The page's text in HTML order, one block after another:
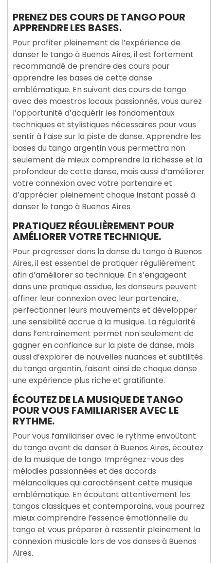
PRENEZ DES COURS DE TANGO POUR
APPRENDRE LES BASES.
Pour profiter pleinement de l’expérience de
danser le tango à Buenos Aires, il est fortement
recommandé de prendre des cours pour
apprendre les bases de cette danse
emblématique. En suivant des cours de tango
avec des maestros locaux passionnés, vous aurez
l’opportunité d’acquérir les fondamentaux
techniques et stylistiques nécessaires pour vous
sentir à l’aise sur la piste de danse. Apprendre les
bases du tango argentin vous permettra non
seulement de mieux comprendre la richesse et la
profondeur de cette danse, mais aussi d’améliorer
votre connexion avec votre partenaire et
d’apprécier pleinement chaque instant passé à
danser le tango à Buenos Aires.
PRATIQUEZ RÉGULIÈREMENT POUR
AMÉLIORER VOTRE TECHNIQUE.
Pour progresser dans la danse du tango à Buenos
Aires, il est essentiel de pratiquer régulièrement
afin d’améliorer sa technique. En s’engageant
dans une pratique assidue, les danseurs peuvent
affiner leur connexion avec leur partenaire,
perfectionner leurs mouvements et développer
une sensibilité accrue à la musique. La régularité
dans l’entraînement permet non seulement de
gagner en confiance sur la piste de danse, mais
aussi d’explorer de nouvelles nuances et subtilités
du tango argentin, faisant ainsi de chaque danse
une expérience plus riche et gratifiante.
ÉCOUTEZ DE LA MUSIQUE DE TANGO
POUR VOUS FAMILIARISER AVEC LE
RYTHME.
Pour vous familiariser avec le rythme envoûtant
du tango avant de danser à Buenos Aires, écoutez
de la musique de tango. Imprégnez-vous des
mélodies passionnées et des accords
mélancoliques qui caractérisent cette musique
emblématique. En écoutant attentivement les
tangos classiques et contemporains, vous pourrez
mieux comprendre l’essence émotionnelle du
tango et vous préparer à ressentir pleinement la
connexion musicale lors de vos danses à Buenos
Aires.